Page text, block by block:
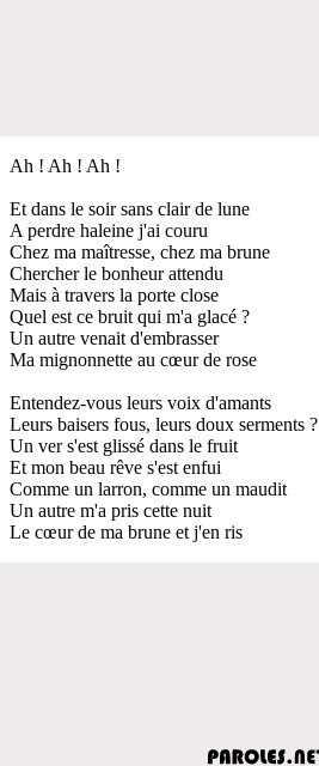
Ah ! Ah ! Ah !
Et dans le soir sans clair de lune
A perdre haleine j'ai couru
Chez ma maîtresse, chez ma brune
Chercher le bonheur attendu
Mais à travers la porte close
Quel est ce bruit qui m'a glacé ?
Un autre venait d'embrasser
Ma mignonnette au cœur de rose
Entendez-vous leurs voix d'amants
Leurs baisers fous, leurs doux serments ?
Un ver s'est glissé dans le fruit
Et mon beau rêve s'est enfui
Comme un larron, comme un maudit
Un autre m'a pris cette nuit
Le cœur de ma brune et j'en ris